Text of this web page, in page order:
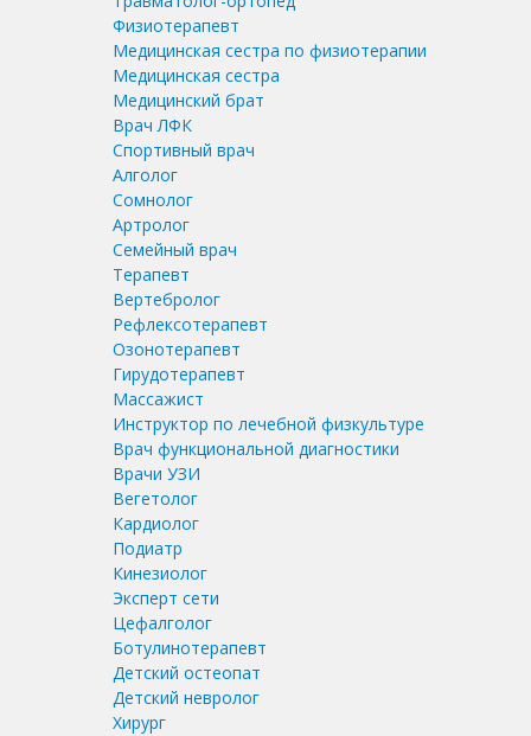
Физиотерапевт
Медицинская сестра по физиотерапии
Медицинская сестра
Медицинский брат
Врач ЛФК
Спортивный врач
Алголог
Сомнолог
Артролог
Семейный врач
Терапевт
Вертебролог
Рефлексотерапевт
Озонотерапевт
Гирудотерапевт
Массажист
Инструктор по лечебной физкультуре
Врач функциональной диагностики
Врачи УЗИ
Вегетолог
Кардиолог
Подиатр
Кинезиолог
Эксперт сети
Цефалголог
Ботулинотерапевт
Детский остеопат
Детский невролог
Хирург